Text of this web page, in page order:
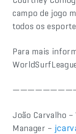
campo de jogo
todos os
Para mais
João Carvalho –
Manager –